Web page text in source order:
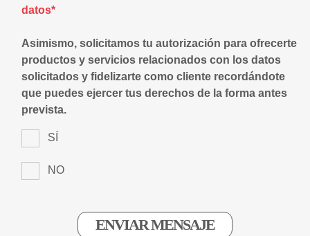
datos*
Asimismo, solicitamos tu autorización para ofrecerte
productos y servicios relacionados con los datos
solicitados y fidelizarte como cliente recordándote
que puedes ejercer tus derechos de la forma antes
prevista.
SÍ
NO